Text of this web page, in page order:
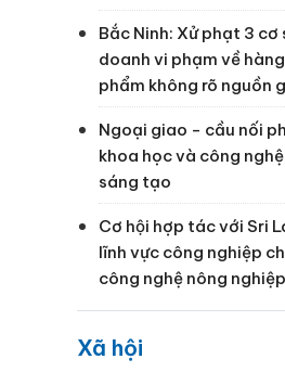
Bắc Ninh: Xử phạt 3 cơ
doanh vi phạm về
phẩm không rõ nguồn
Ngoại giao - cầu nối
khoa học và công
sáng tạo
Cơ hội hợp tác với Sri
lĩnh vực công nghiệp
công nghệ nông nghiệp
Xã hội